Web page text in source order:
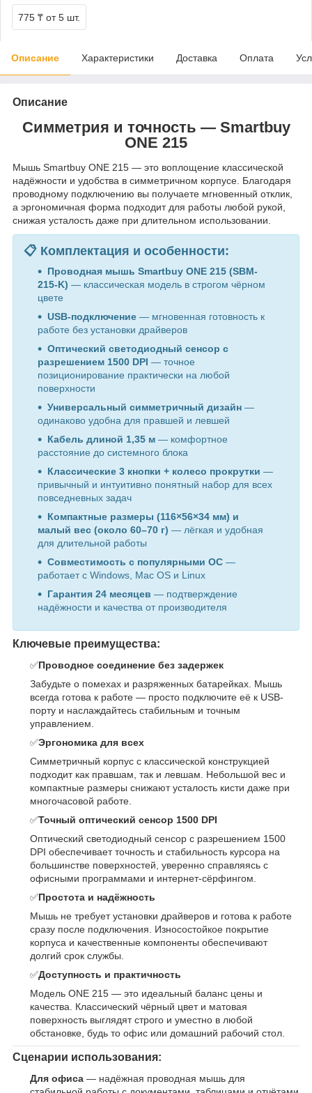
775 ₸ от 5 шт.
Описание Характеристики Доставка Оплата
Описание
Симметрия и точность — Smartbuy
ONE 215
Мышь Smartbuy ONE 215 — это воплощение классической
надёжности и удобства в симметричном корпусе. Благодаря
проводному подключению вы получаете мгновенный отклик,
а эргономичная форма подходит для работы любой рукой,
снижая усталость даже при длительном использовании.
📋 Комплектация и особенности:
Проводная мышь Smartbuy ONE 215 (SBM-
215-K) — классическая модель в строгом чёрном
цвете
USB-подключение — мгновенная готовность к
работе без установки драйверов
Оптический светодиодный сенсор с
разрешением 1500 DPI — точное
позиционирование практически на любой
поверхности
Универсальный симметричный дизайн —
одинаково удобна для правшей и левшей
Кабель длиной 1,35 м — комфортное
расстояние до системного блока
Классические 3 кнопки + колесо прокрутки —
привычный и интуитивно понятный набор для всех
повседневных задач
Компактные размеры (116×56×34 мм) и
малый вес (около 60–70 г) — лёгкая и удобная
для длительной работы
Совместимость с популярными ОС —
работает с Windows, Mac OS и Linux
Гарантия 24 месяцев — подтверждение
надёжности и качества от производителя
Ключевые преимущества:
✅Проводное соединение без задержек
Забудьте о помехах и разряженных батарейках. Мышь
всегда готова к работе — просто подключите её к USB-
порту и наслаждайтесь стабильным и точным
управлением.
✅Эргономика для всех
Симметричный корпус с классической конструкцией
подходит как правшам, так и левшам. Небольшой вес и
компактные размеры снижают усталость кисти даже при
многочасовой работе.
✅Точный оптический сенсор 1500 DPI
Оптический светодиодный сенсор с разрешением 1500
DPI обеспечивает точность и стабильность курсора на
большинстве поверхностей, уверенно справляясь с
офисными программами и интернет-сёрфингом.
✅Простота и надёжность
Мышь не требует установки драйверов и готова к работе
сразу после подключения. Износостойкое покрытие
корпуса и качественные компоненты обеспечивают
долгий срок службы.
✅Доступность и практичность
Модель ONE 215 — это идеальный баланс цены и
качества. Классический чёрный цвет и матовая
поверхность выглядят строго и уместно в любой
обстановке, будь то офис или домашний рабочий стол.
Сценарии использования:
Для офиса — надёжная проводная мышь для